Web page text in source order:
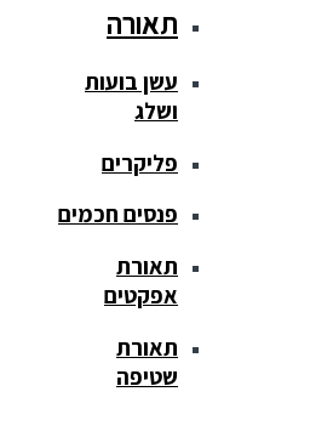
תאורה
עשן בועות
ושלג
פליקרים
פנסים חכמים
תאורת
אפקטים
תאורת
שטיפה